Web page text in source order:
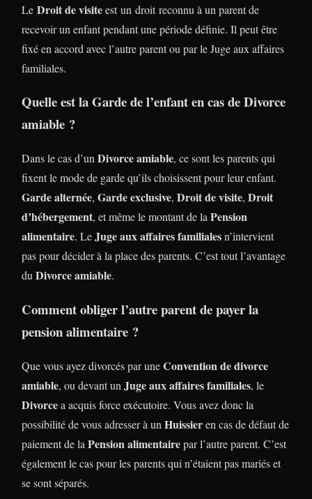
Le Droit de visiteest un droit reconnu à un parent de
recevoir un enfant pendant une période définie. Il peut être
fixé en accord avec l’autre parent ou par le Juge aux affaires
familiales.
Quelle est la Garde de l’enfant en cas de Divorce
amiable ?
Dans le cas d’un Divorce amiable, ce sont les parents qui
fixent le mode de garde qu’ils choisissent pour leur enfant.
Garde alternée, Garde exclusive, Droit de visite, Droit
d’hébergement, et même le montant de la Pension
alimentaire. LeJuge aux affaires familialesn’intervient
pas pour décider à la place des parents. C’est tout l’avantage
du Divorce amiable.
Comment obliger l’autre parent de payer la
pension alimentaire ?
Que vous ayez divorcés par uneConvention de divorce
amiable, ou devant un Juge aux affaires familiales, le
Divorcea acquis force exécutoire. Vous avez donc la
possibilité de vous adresser à un Huissieren cas de défaut de
paiement de la Pension alimentairepar l’autre parent. C’est
également le cas pour les parents qui n’étaient pas mariés et
se sont séparés.